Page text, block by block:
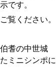
です。
覧ください。
耆の中世城
ミニシンポに